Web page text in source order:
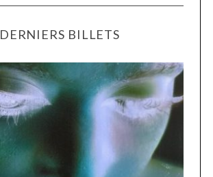
DERNIERS BILLETS